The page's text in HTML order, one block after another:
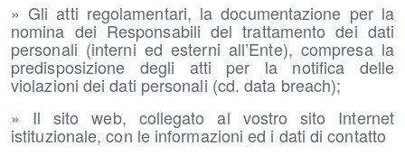
» Gli atti regolamentari, la documentazione per la
nomina dei Responsabili del trattamento dei dati
personali (interni ed esterni all’Ente), compresa la
predisposizione degli atti per la notifica delle
violazioni dei dati personali (cd. data breach);
» Il sito web, collegato al vostro sito Internet
istituzionale, con le informazioni ed i dati di contatto